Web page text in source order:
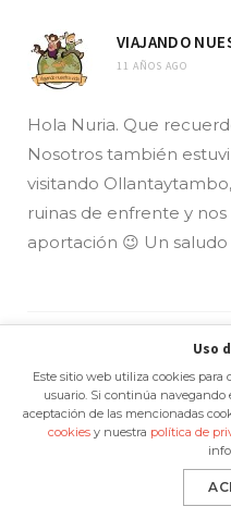
VIAJANDO
11 AÑOS AGO
Hola Nuria. Que
Nosotros también
visitando
ruinas de enfrente y
aportación 😉 Un saludo
NURIA
11 AÑOS
Hola Viajando
Uso
Este sitio web utiliza cookies
usuario. Si continúa
aceptación de las mencionadas
cookiesy nuestra política de